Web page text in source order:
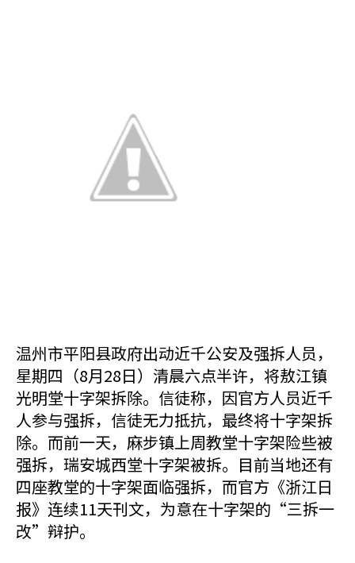
温州市平阳县政府出动近千公安及强拆人员，
星期四（8月28日）清晨六点半许，将敖江镇
光明堂十字架拆除。信徒称，因官方人员近千
人参与强拆，信徒无力抵抗，最终将十字架拆
除。而前一天，麻步镇上周教堂十字架险些被
强拆，瑞安城西堂十字架被拆。目前当地还有
四座教堂的十字架面临强拆，而官方《浙江日
报》连续11天刊文，为意在十字架的“三拆一
改”辩护。